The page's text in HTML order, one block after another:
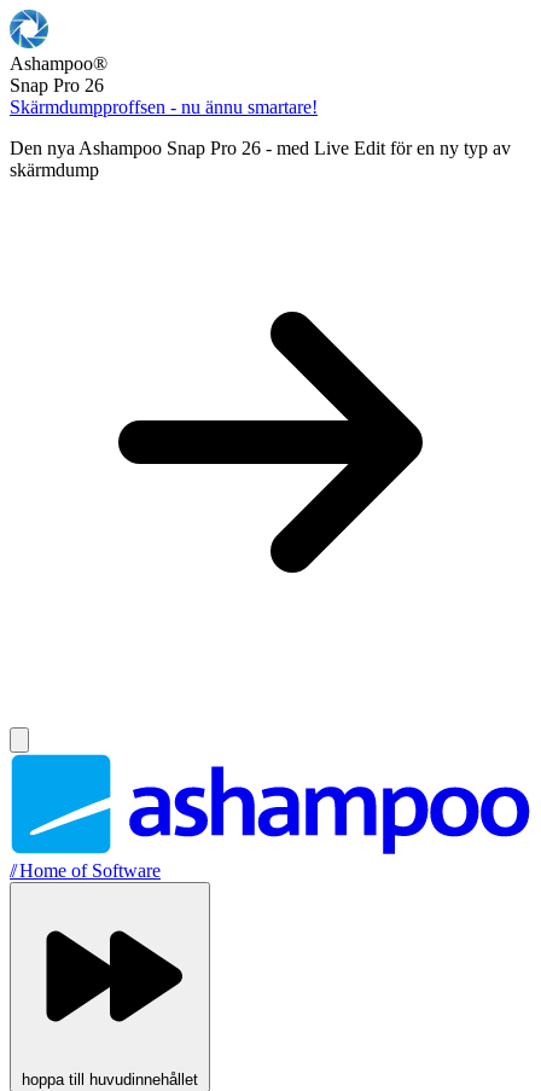
Ashampoo®
Snap Pro 26
Skärmdumpproffsen - nu ännu smartare!
Den nya Ashampoo Snap Pro 26 - med Live Edit för en ny typ av
skärmdump
//Home of Software
hoppa till huvudinnehållet